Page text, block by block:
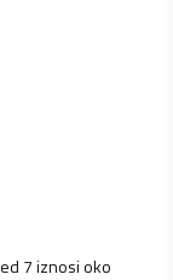
7 iznosi oko